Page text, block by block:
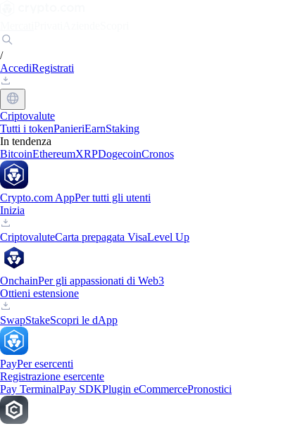
/
AccediRegistrati
Criptovalute
Tutti i tokenPanieriEarnStaking
In tendenza
BitcoinEthereumXRPDogecoinCronos
Crypto.com AppPer tutti gli utenti
Inizia
CriptovaluteCarta prepagata VisaLevel Up
OnchainPer gli appassionati di Web3
Ottieni estensione
SwapStakeScopri le dApp
PayPer esercenti
Registrazione esercente
Pay TerminalPay SDKPlugin eCommercePronostici